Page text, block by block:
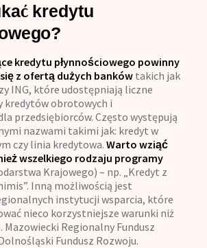
kredytu
kredytu płynnościowego powinny
z ofertą dużych banków takich jak
ING, które udostępniają liczne
kredytów obrotowych i
przedsiębiorców. Często występują
nazwami takimi jak: kredyt w
czy linia kredytowa. Warto wziąć
wszelkiego rodzaju programy
Krajowego) – np. „Kredyt z
Inną możliwością jest
instytucji wsparcia, które
nieco korzystniejsze warunki niż
Mazowiecki Regionalny Fundusz
Fundusz Rozwoju.